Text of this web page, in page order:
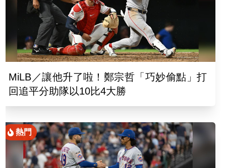
MiLB／讓他升了啦！鄭宗哲「巧妙偷點」打
回追平分助隊以10比4大勝
熱門